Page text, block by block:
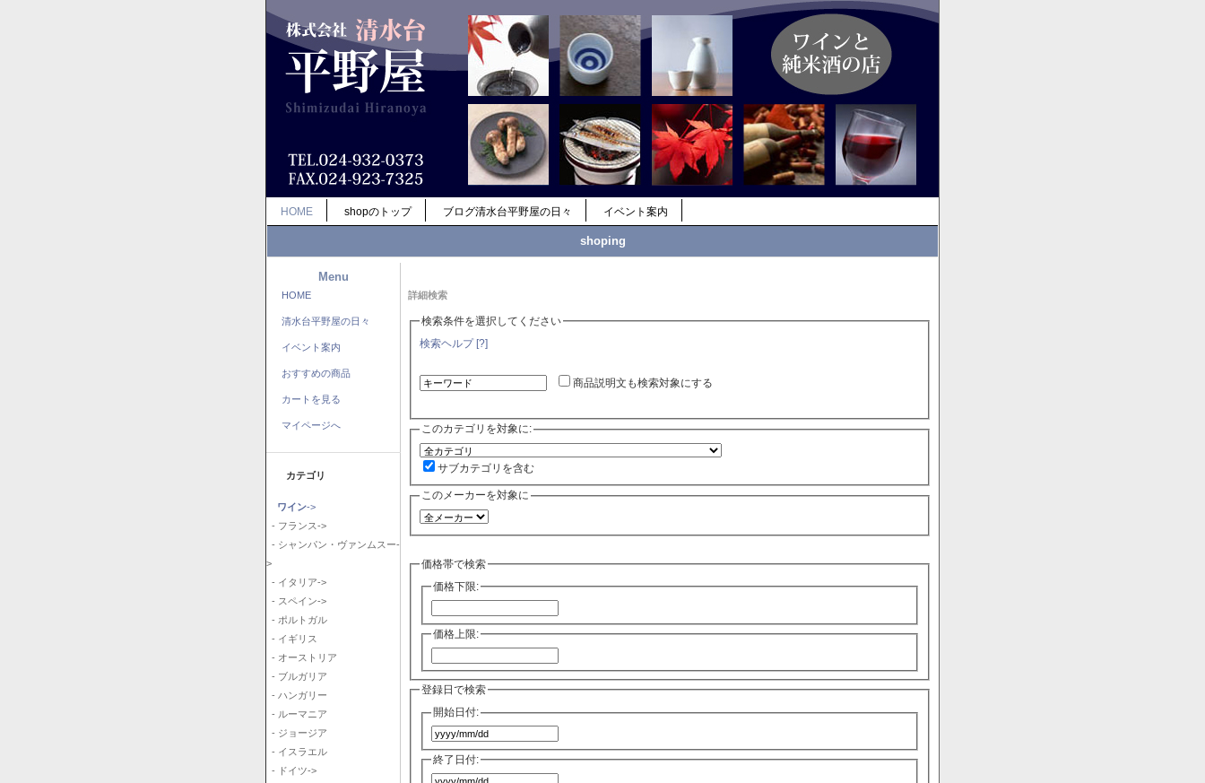
HOME shopのトップ ブログ清水台平野屋の日々 イベント案内
shoping
Menu
HOME
清水台平野屋の日々
イベント案内
おすすめの商品
カートを見る
マイページへ
カテゴリ
ワイン->
- フランス->
- シャンパン・ヴァンムスー-
>
- イタリア->
- スペイン->
- ポルトガル
- イギリス
- オーストリア
- ブルガリア
- ハンガリー
- ルーマニア
- ジョージア
- イスラエル
- ドイツ->
詳細検索
検索条件を選択してください
検索ヘルプ [?]
商品説明文も検索対象にする
このカテゴリを対象に:
サブカテゴリを含む
このメーカーを対象に
価格帯で検索
価格下限:
価格上限:
登録日で検索
開始日付:
終了日付: